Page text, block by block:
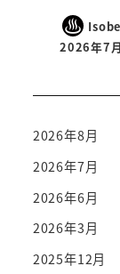
2026年7
2026年8月
2026年7月
2026年6月
2026年3月
2025年12月